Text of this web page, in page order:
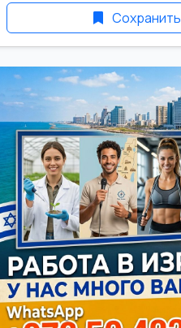
Сохранить